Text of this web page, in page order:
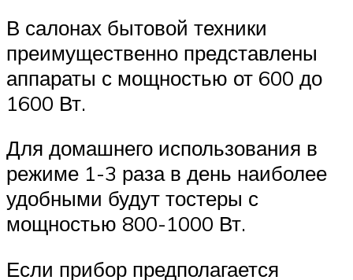
В салонах бытовой техники
преимущественно представлены
аппараты с мощностью от 600 до
1600 Вт.
Для домашнего использования в
режиме 1-3 раза в день наиболее
удобными будут тостеры с
мощностью 800-1000 Вт.
Если прибор предполагается